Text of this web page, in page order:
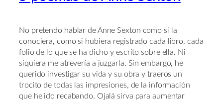
No pretendo hablar de Anne Sexton como si la
conociera, como si hubiera registrado cada libro, cada
folio de lo que se ha dicho y escrito sobre ella. Ni
siquiera me atrevería a juzgarla. Sin embargo, he
querido investigar su vida y su obra y traeros un
trocito de todas las impresiones, de la información
que he ido recabando. Ojalá sirva para aumentar